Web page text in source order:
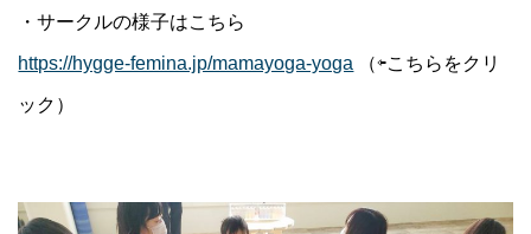
・サークルの様子はこちら
https://hygge-femina.jp/mamayoga-yoga （⇦こちらをクリ
ック）